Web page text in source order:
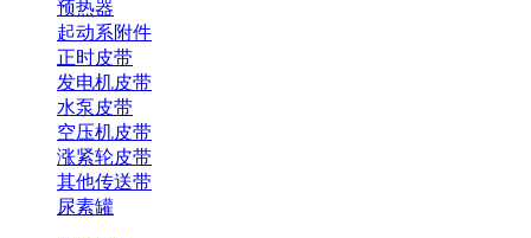
预热器
起动系附件
正时皮带
发电机皮带
水泵皮带
空压机皮带
涨紧轮皮带
其他传送带
尿素罐